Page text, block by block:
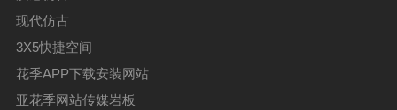
现代仿古
3X5快捷空间
花季APP下载安装网站
亚花季网站传媒岩板